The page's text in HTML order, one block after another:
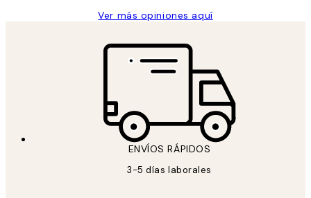
Ver más opiniones aquí
ENVÍOS RÁPIDOS
3-5 días laborales